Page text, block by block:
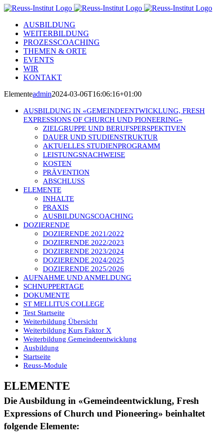
Skip
contentAUSBILDUNG
WEITERBILDUNG
PROZESSCOACHING
THEMEN & ORTE
EVENTS
WIR
KONTAKT
Elementeadmin2024-03-06T16:06:16+01:00
AUSBILDUNG IN «GEMEINDEENTWICKLUNG, FRESH
EXPRESSIONS OF CHURCH UND PIONEERING»
ZIELGRUPPE UND BERUFSPERSPEKTIVEN
DAUER UND STUDIENSTRUKTUR
AKTUELLES STUDIENPROGRAMM
LEISTUNGSNACHWEISE
KOSTEN
PRÄVENTION
ABSCHLUSS
ELEMENTE
INHALTE
PRAXIS
AUSBILDUNGSCOACHING
DOZIERENDE
DOZIERENDE 2021/2022
DOZIERENDE 2022/2023
DOZIERENDE 2023/2024
DOZIERENDE 2024/2025
DOZIERENDE 2025/2026
AUFNAHME UND ANMELDUNG
SCHNUPPERTAGE
DOKUMENTE
ST MELLITUS COLLEGE
Test Startseite
Weiterbildung Übersicht
Weiterbildung Kurs Faktor X
Weiterbildung Gemeindeentwicklung
Ausbildung
Startseite
Reuss-Module
ELEMENTE
Die Ausbildung in «Gemeindeentwicklung, Fresh
Expressions of Church und Pioneering» beinhaltet
folgende Elemente: